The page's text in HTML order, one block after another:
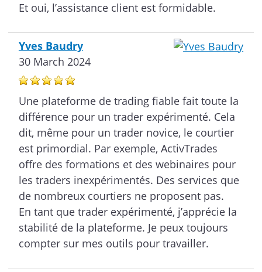
Et oui, l’assistance client est formidable.
Yves Baudry
30 March 2024
Une plateforme de trading fiable fait toute la
différence pour un trader expérimenté. Cela
dit, même pour un trader novice, le courtier
est primordial. Par exemple, ActivTrades
offre des formations et des webinaires pour
les traders inexpérimentés. Des services que
de nombreux courtiers ne proposent pas.
En tant que trader expérimenté, j’apprécie la
stabilité de la plateforme. Je peux toujours
compter sur mes outils pour travailler.